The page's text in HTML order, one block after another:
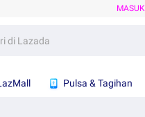
Pulsa & Tagihan